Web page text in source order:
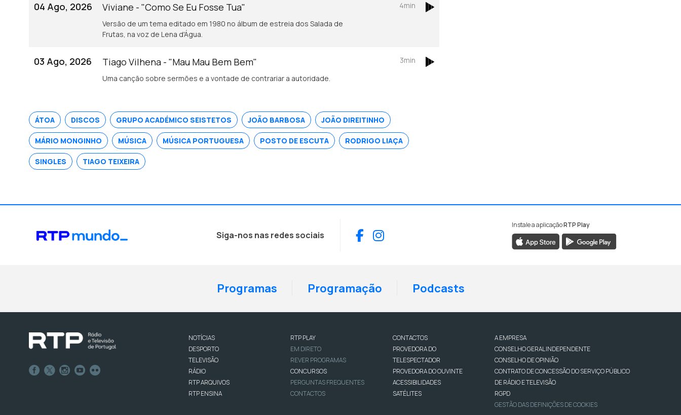
04 Ago, 2026 Viviane - "Como Se Eu Fosse Tua"
Versão de um tema editado em 1980 no álbum de estreia dos Salada de
Frutas, na voz de Lena d'Água.
4min
03 Ago, 2026 Tiago Vilhena - "Mau Mau Bem Bem"
Uma canção sobre sermões e a vontade de contrariar a autoridade.
3min
ÁTOA DISCOS GRUPO ACADÉMICO SEISTETOS JOÃO BARBOSA JOÃO DIREITINHO
MÁRIO MONGINHO MÚSICA MÚSICA PORTUGUESA POSTO DE ESCUTA RODRIGO LIAÇA
SINGLES TIAGO TEIXEIRA
Siga-nos nas redes sociais Facebook
Instagram
Instale a aplicaçãoRTP Play
Programas Programação Podcasts
NOTÍCIAS
DESPORTO
TELEVISÃO
RÁDIO
RTP ARQUIVOS
RTP ENSINA
RTP PLAY
EM DIRETO
REVER PROGRAMAS
CONCURSOS
PERGUNTAS FREQUENTES
CONTACTOS
CONTACTOS
PROVEDORA DO
TELESPECTADOR
PROVEDORA DO OUVINTE
ACESSIBILIDADES
SATÉLITES
A EMPRESA
CONSELHO GERAL INDEPENDENTE
CONSELHO DE OPINIÃO
CONTRATO DE CONCESSÃO DO SERVIÇO PÚBLICO
DE RÁDIO E TELEVISÃO
RGPD
GESTÃO DAS DEFINIÇÕES DE COOKIES